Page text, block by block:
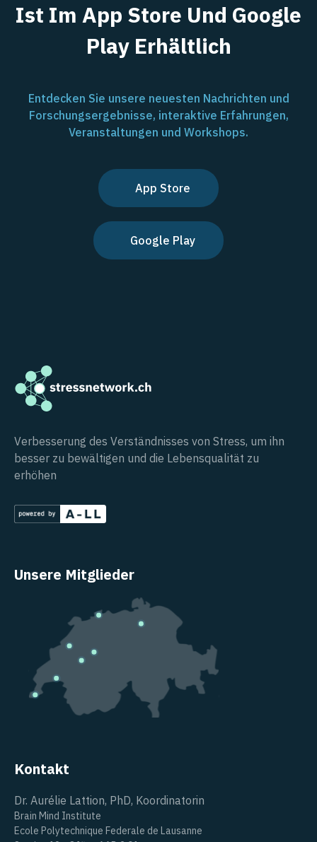
Ist Im App Store Und Google
Play Erhältlich
Entdecken Sie unsere neuesten Nachrichten und
Forschungsergebnisse, interaktive Erfahrungen,
Veranstaltungen und Workshops.
App Store
Google Play
Verbesserung des Verständnisses von Stress, um ihn
besser zu bewältigen und die Lebensqualität zu
erhöhen
Unsere Mitglieder
Kontakt
Dr. Aurélie Lattion, PhD, Koordinatorin
Brain Mind Institute
Ecole Polytechnique Federale de Lausanne